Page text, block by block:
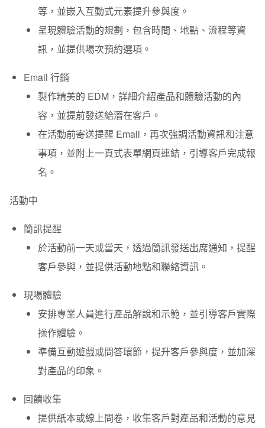
等，並嵌入互動式元素提升參與度。
呈現體驗活動的規劃，包含時間、地點、流程等資
訊，並提供場次預約選項。
Email 行銷
製作精美的 EDM，詳細介紹產品和體驗活動的內
容，並提前發送給潛在客戶。
在活動前寄送提醒 Email，再次強調活動資訊和注意
事項，並附上一頁式表單網頁連結，引導客戶完成報
名。
活動中
簡訊提醒
於活動前一天或當天，透過簡訊發送出席通知，提醒
客戶參與，並提供活動地點和聯絡資訊。
現場體驗
安排專業人員進行產品解說和示範，並引導客戶實際
操作體驗。
準備互動遊戲或問答環節，提升客戶參與度，並加深
對產品的印象。
回饋收集
提供紙本或線上問卷，收集客戶對產品和活動的意見